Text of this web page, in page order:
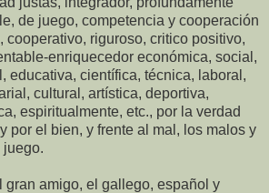
de juego, competencia y cooperación
cooperativo, riguroso, critico positivo,
enriquecedor económica, social,
educativa, científica, técnica, laboral,
cultural, artística, deportiva,
espiritualmente, etc., por la verdad
por el bien, y frente al mal, los malos y
juego.
gran amigo, el gallego, español y